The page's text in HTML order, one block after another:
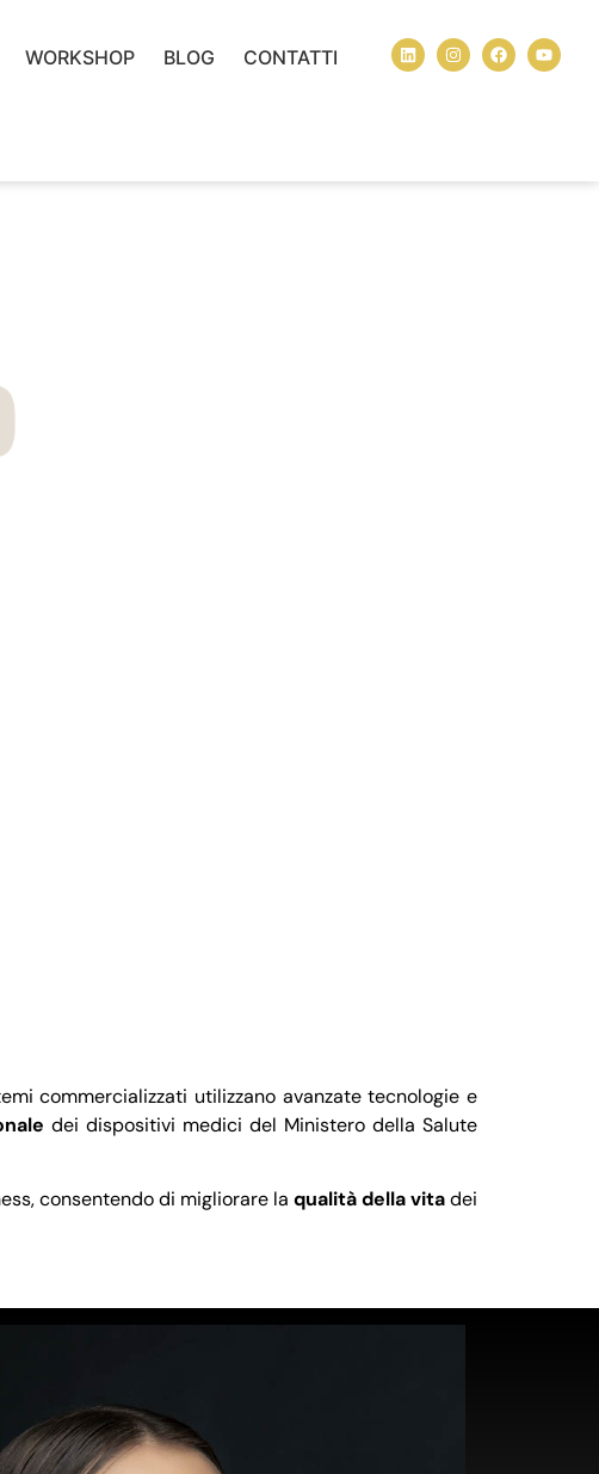
WORKSHOP BLOG CONTATTI
commercializzati utilizzano avanzate tecnologie e
e dei dispositivi medici del Ministero della Salute
consentendo di migliorare la qualità della vitadei